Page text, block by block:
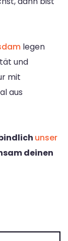
legen
und
mit
aus
unser
deinen